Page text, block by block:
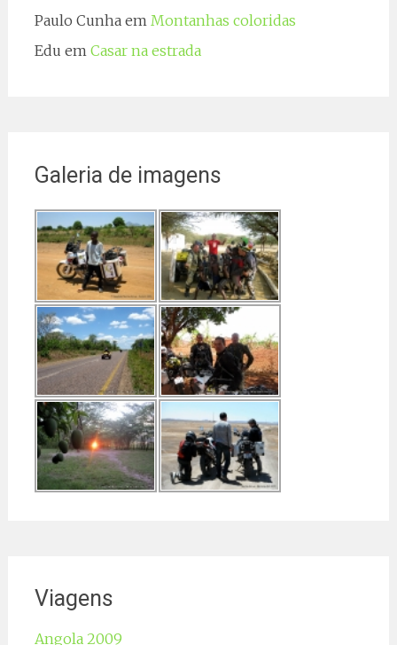
Paulo Cunhaem Montanhas coloridas
Edu em Casar na estrada
Galeria de imagens
Viagens
Angola 2009